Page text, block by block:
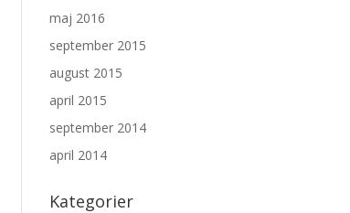
maj 2016
september 2015
august 2015
april 2015
september 2014
april 2014
Kategorier